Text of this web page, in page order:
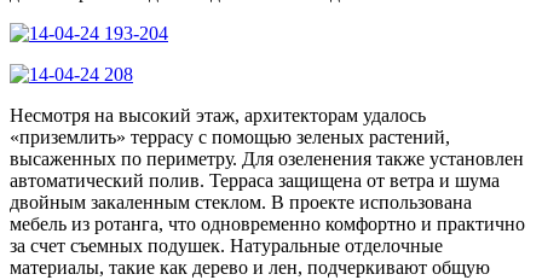
Несмотря на высокий этаж, архитекторам удалось
«приземлить» террасу с помощью зеленых растений,
высаженных по периметру. Для озеленения также установлен
автоматический полив. Терраса защищена от ветра и шума
двойным закаленным стеклом. В проекте использована
мебель из ротанга, что одновременно комфортно и практично
за счет съемных подушек. Натуральные отделочные
материалы, такие как дерево и лен, подчеркивают общую